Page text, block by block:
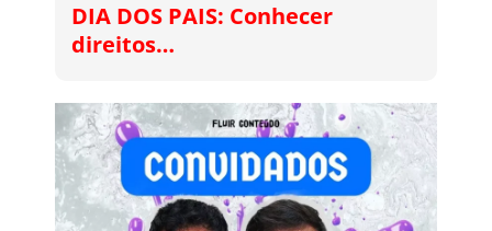
DIA DOS PAIS: Conhecer
direitos…